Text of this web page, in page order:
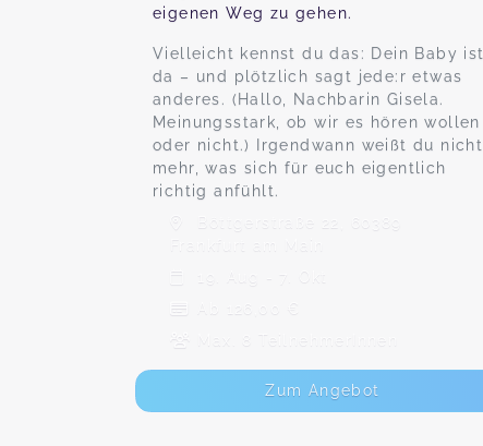
eigenen Weg zu gehen.
Vielleicht kennst du das: Dein Baby ist
da – und plötzlich sagt jede:r etwas
anderes. (Hallo, Nachbarin Gisela.
Meinungsstark, ob wir es hören wollen
oder nicht.) Irgendwann weißt du nicht
mehr, was sich für euch eigentlich
richtig anfühlt.
Böttgerstraße 22, 60389
Frankfurt am Main
19. Aug - 7. Okt
Ab 126,00 €
Max. 8 TeilnehmerInnen
Zum Angebot